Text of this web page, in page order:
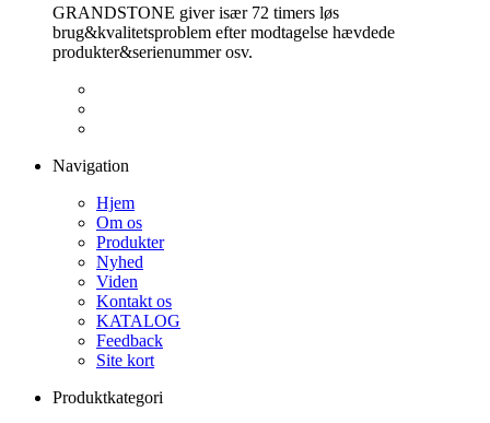
GRANDSTONE giver især 72 timers løs
brug&kvalitetsproblem efter modtagelse hævdede
produkter&serienummer osv.
Navigation
Hjem
Om os
Produkter
Nyhed
Viden
Kontakt os
KATALOG
Feedback
Site kort
Produktkategori